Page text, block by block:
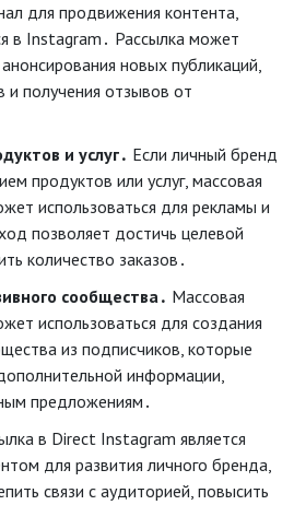
для продвижения контента,
в Instagram․ Рассылка может
новых публикаций,
и получения отзывов от
и услуг․ Если личный бренд
продуктов или услуг, массовая
использоваться для рекламы и
позволяет достичь целевой
количество заказов․
сообщества․ Массовая
использоваться для создания
из подписчиков, которые
информации,
предложениям․
в Direct Instagram является
для развития личного бренда,
связи с аудиторией, повысить